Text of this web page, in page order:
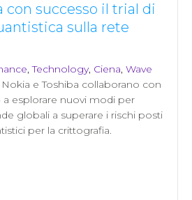
con successo il trial di
sulla rete
,Technology, Ciena, Wave
Nokia e Toshiba collaborano con
a esplorare nuovi modi per
globali a superare i rischi posti
per la crittografia.